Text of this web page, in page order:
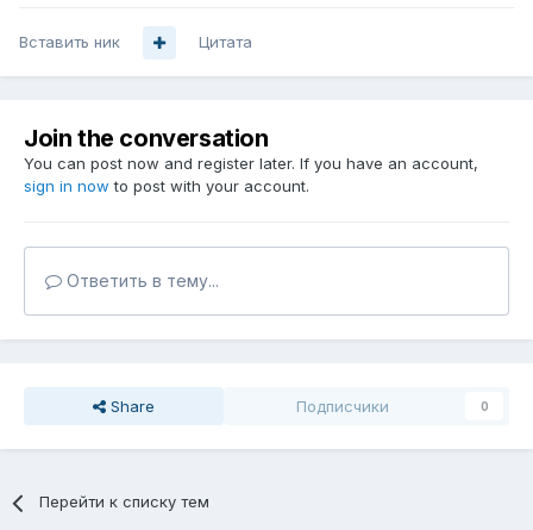
Вставить ник Цитата
Join the conversation
You can post now and register later. If you have an account,
sign in now to post with your account.
Ответить в тему...
Share Подписчики 0
Перейти к списку тем